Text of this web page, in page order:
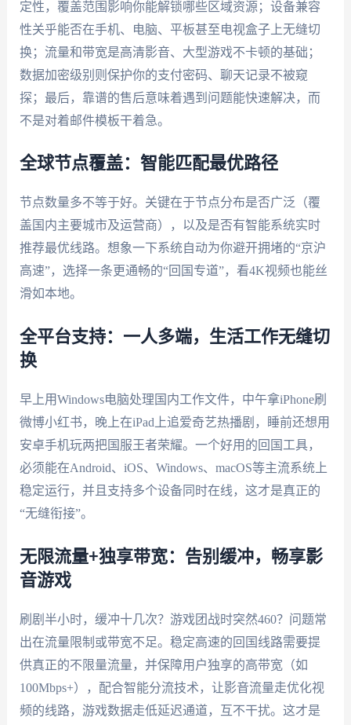
定性，覆盖范围影响你能解锁哪些区域资源；设备兼容
性关乎能否在手机、电脑、平板甚至电视盒子上无缝切
换；流量和带宽是高清影音、大型游戏不卡顿的基础；
数据加密级别则保护你的支付密码、聊天记录不被窥
探；最后，靠谱的售后意味着遇到问题能快速解决，而
不是对着邮件模板干着急。
全球节点覆盖：智能匹配最优路径
节点数量多不等于好。关键在于节点分布是否广泛（覆
盖国内主要城市及运营商），以及是否有智能系统实时
推荐最优线路。想象一下系统自动为你避开拥堵的“京沪
高速”，选择一条更通畅的“回国专道”，看4K视频也能丝
滑如本地。
全平台支持：一人多端，生活工作无缝切
换
早上用Windows电脑处理国内工作文件，中午拿iPhone刷
微博小红书，晚上在iPad上追爱奇艺热播剧，睡前还想用
安卓手机玩两把国服王者荣耀。一个好用的回国工具，
必须能在Android、iOS、Windows、macOS等主流系统上
稳定运行，并且支持多个设备同时在线，这才是真正的
“无缝衔接”。
无限流量+独享带宽：告别缓冲，畅享影
音游戏
刷剧半小时，缓冲十几次？游戏团战时突然460？问题常
出在流量限制或带宽不足。稳定高速的回国线路需要提
供真正的不限量流量，并保障用户独享的高带宽（如
100Mbps+），配合智能分流技术，让影音流量走优化视
频的线路，游戏数据走低延迟通道，互不干扰。这才是